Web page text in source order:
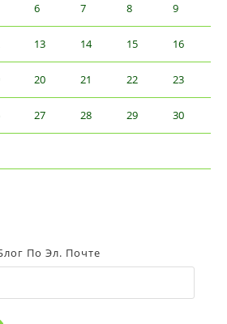
6 7 8 9
13 14 15 16
20 21 22 23
27 28 29 30
По Эл. Почте